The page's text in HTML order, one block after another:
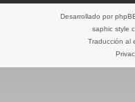
Desarrollado por
saphic style
Traducción al